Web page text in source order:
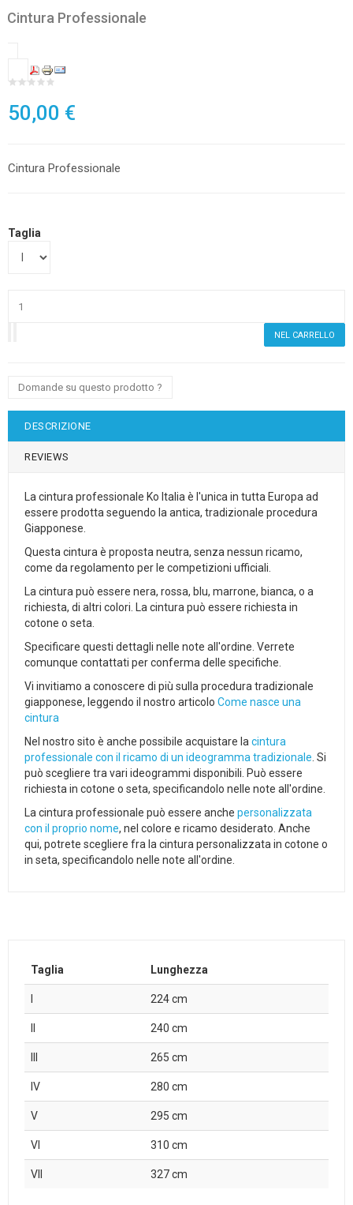
Cintura Professionale
50,00 €
Cintura Professionale
Taglia
Domande su questo prodotto ?
DESCRIZIONE
REVIEWS
La cintura professionale Ko Italia è l'unica in tutta Europa ad
essere prodotta seguendo la antica, tradizionale procedura
Giapponese.
Questa cintura è proposta neutra, senza nessun ricamo,
come da regolamento per le competizioni ufficiali.
La cintura può essere nera, rossa, blu, marrone, bianca, o a
richiesta, di altri colori. La cintura può essere richiesta in
cotone o seta.
Specificare questi dettagli nelle note all'ordine. Verrete
comunque contattati per conferma delle specifiche.
Vi invitiamo a conoscere di più sulla procedura tradizionale
giapponese, leggendo il nostro articolo Come nasce una
cintura
Nel nostro sito è anche possibile acquistare la cintura
professionale con il ricamo di un ideogramma tradizionale . Si
può scegliere tra vari ideogrammi disponibili. Può essere
richiesta in cotone o seta, specificandolo nelle note all'ordine.
La cintura professionale può essere anche personalizzata
con il proprio nome, nel colore e ricamo desiderato. Anche
qui, potrete scegliere fra la cintura personalizzata in cotone o
in seta, specificandolo nelle note all'ordine.
Taglia Lunghezza
224 cm
240 cm
265 cm
IV 280 cm
V 295 cm
VI 310 cm
VII 327 cm